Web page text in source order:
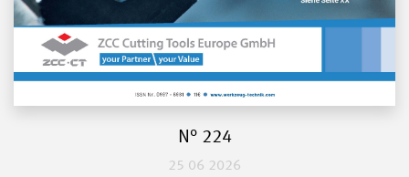
N° 224
25 06 2026